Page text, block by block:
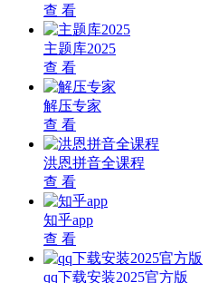
查 看
主题库2025
查 看
解压专家
查 看
洪恩拼音全课程
查 看
知乎app
查 看
qq下载安装2025官方版